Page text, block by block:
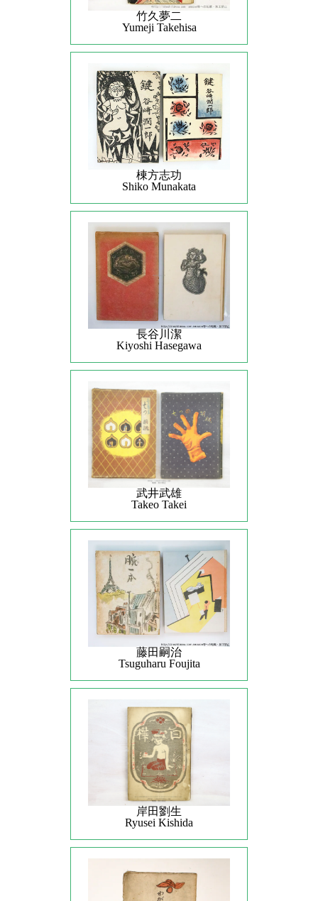
竹久夢二
Yumeji Takehisa
棟方志功
Shiko Munakata
長谷川潔
Kiyoshi Hasegawa
武井武雄
Takeo Takei
藤田嗣治
Tsuguharu Foujita
岸田劉生
Ryusei Kishida